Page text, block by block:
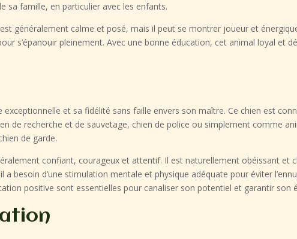
sa famille, en particulier avec les enfants.
généralement calme et posé, mais il peut se montrer joueur et
s’épanouir pleinement. Avec une bonne éducation, cet animal loyal et
et sa fidélité sans faille envers son maître. Ce chien est
de recherche et de sauvetage, chien de police ou simplement comme
de garde.
confiant, courageux et attentif. Il est naturellement obéissant et
besoin d’une stimulation mentale et physique adéquate pour éviter
positive sont essentielles pour canaliser son potentiel et garantir son